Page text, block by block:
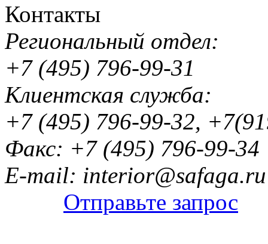
Контакты
Региональный отдел:
+7 (495) 796-99-31
Клиентская служба:
+7 (495) 796-99-32,
Факс: +7 (495) 796-99-34
E-mail: interior@safaga.ru
Отправьте запрос